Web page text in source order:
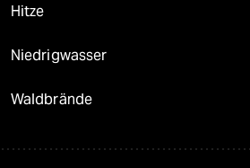
Hitze
Niedrigwasser
Waldbrände